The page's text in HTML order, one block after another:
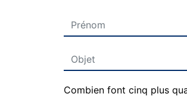
Combien font cinq plus